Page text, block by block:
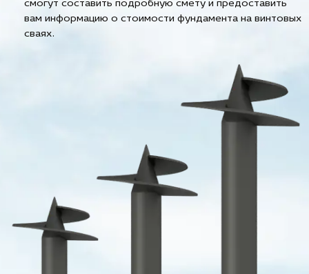
смогут составить подробную смету и предоставить
вам информацию о стоимости фундамента на винтовых
сваях.